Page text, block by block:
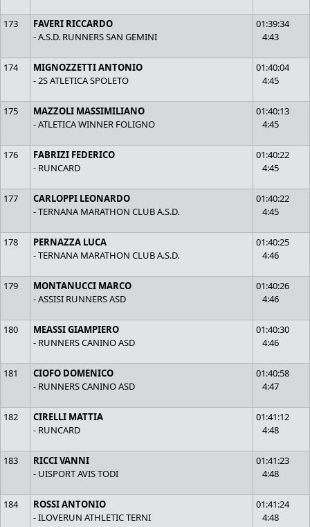
173
FAVERI RICCARDO
- A.S.D. RUNNERS SAN GEMINI
01:39:34
4:43
174
MIGNOZZETTI ANTONIO
- 2S ATLETICA SPOLETO
01:40:04
4:45
175
MAZZOLI MASSIMILIANO
- ATLETICA WINNER FOLIGNO
01:40:13
4:45
176
FABRIZI FEDERICO
- RUNCARD
01:40:22
4:45
177
CARLOPPI LEONARDO
- TERNANA MARATHON CLUB A.S.D.
01:40:22
4:45
178
PERNAZZA LUCA
- TERNANA MARATHON CLUB A.S.D.
01:40:25
4:46
179
MONTANUCCI MARCO
- ASSISI RUNNERS ASD
01:40:26
4:46
180
MEASSI GIAMPIERO
- RUNNERS CANINO ASD
01:40:30
4:46
181
CIOFO DOMENICO
- RUNNERS CANINO ASD
01:40:58
4:47
182
CIRELLI MATTIA
- RUNCARD
01:41:12
4:48
183
RICCI VANNI
- UISPORT AVIS TODI
01:41:23
4:48
184
ROSSI ANTONIO
- ILOVERUN ATHLETIC TERNI
01:41:24
4:48